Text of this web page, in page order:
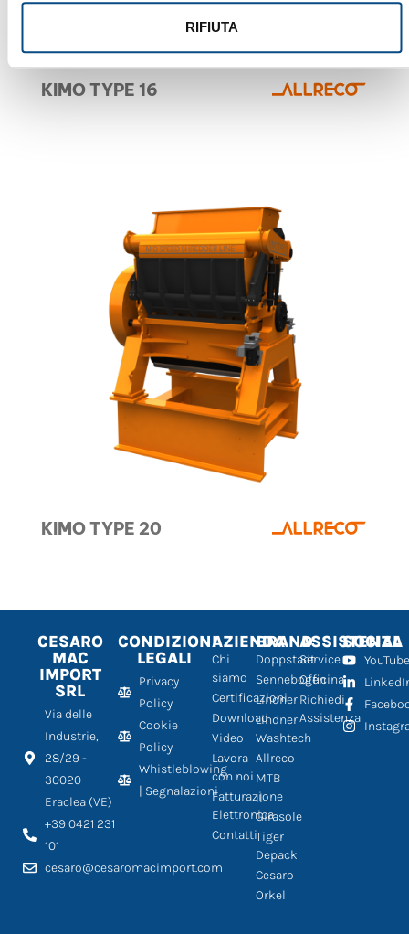
RIFIUTA
KIMO TYPE 16
KIMO TYPE 20
CESARO
MAC
IMPORT
SRL
Via delle
Industrie,
28/29 -
30020
Eraclea (VE)
+39 0421 231
101
cesaro@cesaromacimport.com
CONDIZIONI
LEGALI
Privacy
Policy
Cookie
Policy
Whistleblowing
| Segnalazioni
AZIENDA
Chi
siamo
Certificazioni
Download
Video
Lavora
con noi
Fatturazione
Elettronica
Contatti
BRAND
Doppstadt
Sennebogen
Lindner
Lindner
Washtech
Allreco
MTB
Il
Girasole
Tiger
Depack
Cesaro
Orkel
ASSISTENZA
Service
Officina
Richiedi
Assistenza
SOCIAL